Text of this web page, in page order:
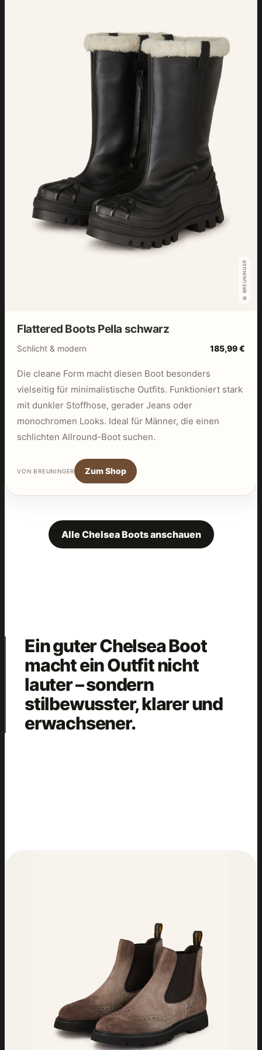
© BREUNINGER
Flattered Boots Pella schwarz
Schlicht & modern 185,99 €
Die cleane Form macht diesen Boot besonders
vielseitig für minimalistische Outfits. Funktioniert stark
mit dunkler Stoffhose, gerader Jeans oder
monochromen Looks. Ideal für Männer, die einen
schlichten Allround-Boot suchen.
VON BREUNINGER Zum Shop
Alle Chelsea Boots anschauen
Ein guter Chelsea Boot
macht ein Outfit nicht
lauter – sondern
stilbewusster, klarer und
erwachsener.